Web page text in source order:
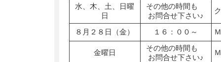
水、木、土、日曜
日
その他の時間も
お問合せ下さい♪
８月２８日（金） １６：００～
金曜日
その他の時間も
お問合せ下さい♪